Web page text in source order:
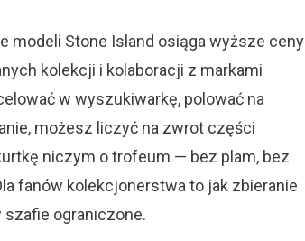
modeli Stone Island osiąga wyższe ceny
kolekcji i kolaboracji z markami
w wyszukiwarkę, polować na
możesz liczyć na zwrot części
niczym o trofeum — bez plam, bez
fanów kolekcjonerstwa to jak zbieranie
ograniczone.